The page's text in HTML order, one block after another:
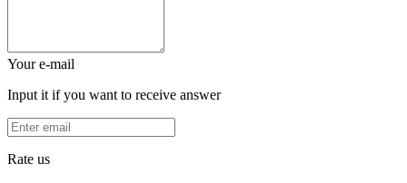
Your e-mail
Input it if you want to receive answer
Rate us